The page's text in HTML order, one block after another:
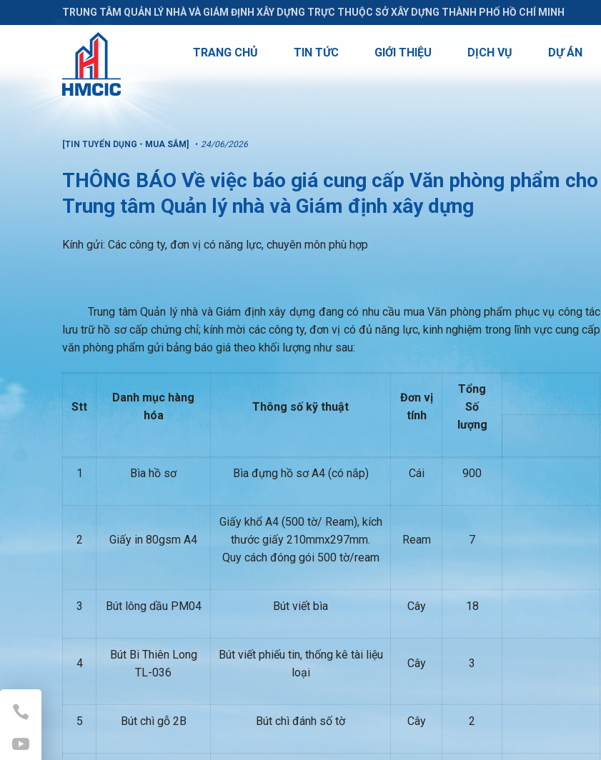
TRUNG TÂM QUẢN LÝ NHÀ VÀ GIÁM ĐỊNH XÂY DỰNG TRỰC THUỘC SỞ XÂY DỰNG THÀNH PHỐ HỒ CHÍ MINH
TRANG CHỦ TIN TỨC GIỚI THIỆU DỊCH VỤ DỰ ÁN
[TIN TUYỂN DỤNG - MUA SẮM] 24/06/2026
THÔNG BÁO Về việc báo giá cung cấp Văn phòng phẩm cho
Trung tâm Quản lý nhà và Giám định xây dựng
Kính gửi: Các công ty, đơn vị có năng lực, chuyên môn phù hợp
Trung tâm Quản lý nhà và Giám định xây dựng đang có nhu cầu mua Văn phòng phẩm phục vụ công tác
lưu trữ hồ sơ cấp chứng chỉ; kính mời các công ty, đơn vị có đủ năng lực, kinh nghiệm trong lĩnh vực cung cấp
văn phòng phẩm gửi bảng báo giá theo khối lượng như sau:
Stt
Danh mục hàng
hóa
Thông số kỹ thuật
Đơn vị
tính
Tổng
Số
lượng
1 Bìa hồ sơ Bìa đựng hồ sơ A4 (có nắp) Cái 900
2 Giấy in 80gsm A4
Giấy khổ A4 (500 tờ/ Ream), kích
thước giấy 210mmx297mm.
Quy cách đóng gói 500 tờ/ream
Ream 7
3 Bút lông dầu PM04 Bút viết bìa Cây 18
4
Bút Bi Thiên Long
TL-036
Bút viết phiếu tin, thống kê tài liệu
loại
Cây 3
5 Bút chì gỗ 2B Bút chì đánh số tờ Cây 2